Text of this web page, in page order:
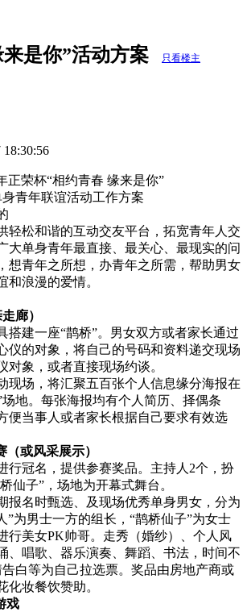
是你”活动方案 只看楼主
正荣杯“相约青春 缘来是你”
身青年联谊活动工作方案
轻松和谐的互动交友平台，拓宽青年人交
大单身青年最直接、最关心、最现实的问
想青年之所想，办青年之所需，帮助男女
和浪漫的爱情。
廊）
搭建一座“鹊桥”。男女双方或者家长通过
仪的对象，将自己的号码和资料递交现场
对象，或者直接现场约谈。
现场，将汇聚五百张个人信息缘分海报在
地。每张海报均有个人简历、择偶条
便当事人或者家长根据自己要求有效选
（或风采展示）
行冠名，提供参赛奖品。主持人2个，扮
仙子”，场地为开幕式舞台。
报名时甄选、及现场优秀单身男女，分为
”为男士一方的组长，“鹊桥仙子”为女士
行美女PK帅哥。走秀（婚纱）、个人风
、唱歌、器乐演奏、舞蹈、书法，时间不
白等为自己拉选票。奖品由房地产商或
化妆餐饮赞助。
戏